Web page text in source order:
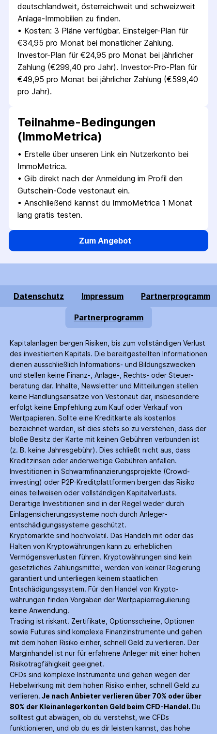
deutschlandweit, österreichweit und schweizweit
Anlage-Immobilien zu finden.
• Kosten: 3 Pläne verfügbar. Einsteiger-Plan für
€34,95 pro Monat bei monatlicher Zahlung.
Investor-Plan für €24,95 pro Monat bei jährlicher
Zahlung (€299,40 pro Jahr). Investor-Pro-Plan für
€49,95 pro Monat bei jährlicher Zahlung (€599,40
pro Jahr).
Teilnahme-Bedingungen
(ImmoMetrica)
• Erstelle über unseren Link ein Nutzerkonto bei
ImmoMetrica.
• Gib direkt nach der Anmeldung im Profil den
Gutschein-Code vestonaut ein.
• Anschließend kannst du ImmoMetrica 1 Monat
lang gratis testen.
Zum Angebot
Datenschutz Impressum Partnerprogramm
Partnerprogramm
Kapitalanlagen bergen Risiken, bis zum voll­ständigen Verlust
des investierten Kapitals. Die bereitgestellten Informationen
dienen ausschließlich Informations- und Bildungs­zwecken
und stellen keine Finanz-, Anlage-, Rechts- oder Steuer­
beratung dar. Inhalte, Newsletter und Mitteilungen stellen
keine Handlungs­ansätze von Vestonaut dar, insbesondere
erfolgt keine Empfehlung zum Kauf oder Verkauf von
Wertpapieren. Sollte eine Kreditkarte als kostenlos
bezeichnet werden, ist dies stets so zu verstehen, dass der
bloße Besitz der Karte mit keinen Gebühren verbunden ist
(z. B. keine Jahres­gebühr). Dies schließt nicht aus, dass
Kredit­zinsen oder anderweitige Gebühren anfallen.
Investitionen in Schwarm­finanzierungs­projekte (Crowd­
investing) oder P2P-Kredit­plattformen bergen das Risiko
eines teilweisen oder vollständigen Kapitalverlusts.
Derartige Investitionen sind in der Regel weder durch
Einlagen­sicherungs­systeme noch durch Anleger­
entschädigungs­systeme geschützt.
Kryptomärkte sind hochvolatil. Das Handeln mit oder das
Halten von Krypto­währungen kann zu erheblichen
Vermögensverlusten führen. Krypto­währungen sind kein
gesetzliches Zahlungs­mittel, werden von keiner Regierung
garantiert und unterliegen keinem staatlichen
Entschädigungs­system. Für den Handel von Krypto­
währungen finden Vorgaben der Wertpapier­regulierung
keine Anwendung.
Trading ist riskant. Zertifikate, Options­scheine, Optionen
sowie Futures sind komplexe Finanz­instrumente und gehen
mit dem hohen Risiko einher, schnell Geld zu verlieren. Der
Margin­handel ist nur für erfahrene Anleger mit einer hohen
Risiko­tragfähigkeit geeignet.
CFDs sind komplexe Instrumente und gehen wegen der
Hebelwirkung mit dem hohen Risiko einher, schnell Geld zu
verlieren. Je nach Anbieter verlieren über 70% oder über
80% der Kleinanleger­konten Geld beim CFD-Handel. Du
solltest gut abwägen, ob du verstehst, wie CFDs
funktionieren, und ob du es dir leisten kannst, das hohe